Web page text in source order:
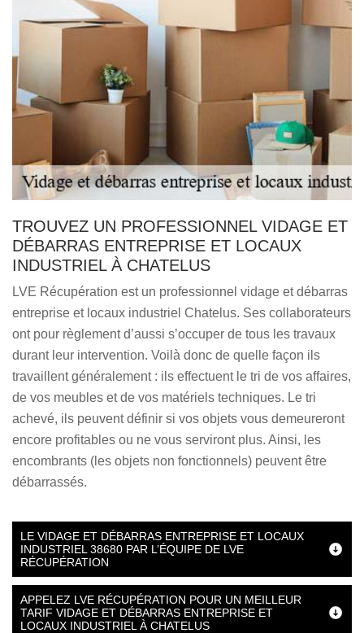
TROUVEZ UN PROFESSIONNEL VIDAGE ET
DÉBARRAS ENTREPRISE ET LOCAUX
INDUSTRIEL À CHATELUS
LVE Récupération est un professionnel vidage et débarras
entreprise et locaux industriel Chatelus. Ses collaborateurs
ont pour règlement d’aussi s’occuper de tous les travaux
durant leur intervention. Voilà donc de quelle façon ils
travaillent généralement : ils effectuent le tri de vos affaires,
de vos meubles et de vos matériels techniques. Le tri
achevé, ils peuvent définir si vos objets vous demeureront
encore profitables ou ne vous serviront plus. Ainsi, les
encombrants (les objets non fonctionnels) peuvent être
débarrassés.
LE VIDAGE ET DÉBARRAS ENTREPRISE ET LOCAUX
INDUSTRIEL 38680 PAR L’ÉQUIPE DE LVE
RÉCUPÉRATION
APPELEZ LVE RÉCUPÉRATION POUR UN MEILLEUR
TARIF VIDAGE ET DÉBARRAS ENTREPRISE ET
LOCAUX INDUSTRIEL À CHATELUS